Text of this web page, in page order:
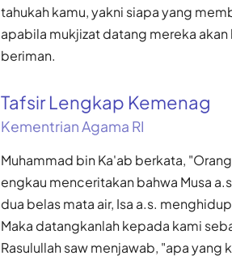
tahukah kamu, yakni siapa yang
apabila mukjizat datang mereka
beriman.
Tafsir Lengkap Kemenag
Kementrian Agama RI
Muhammad bin Ka'ab berkata,
engkau menceritakan bahwa Musa
dua belas mata air, Isa a.s.
Maka datangkanlah kepada kami
Rasulullah saw menjawab, "apa yang